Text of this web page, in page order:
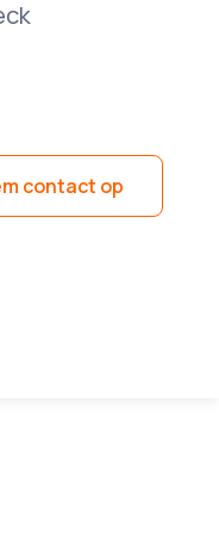
contact op